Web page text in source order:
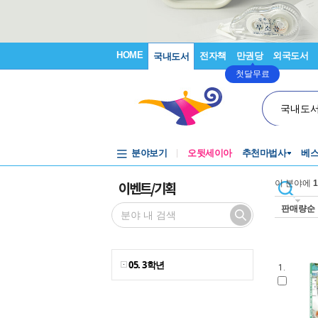
HOME 국내도서 전자책 만권당
첫달무료
외국도서
국내도
분야보기 오뒷세이아 추천마법사 베
이벤트/기획
05. 3학년
이 분야에
판매량순
1.